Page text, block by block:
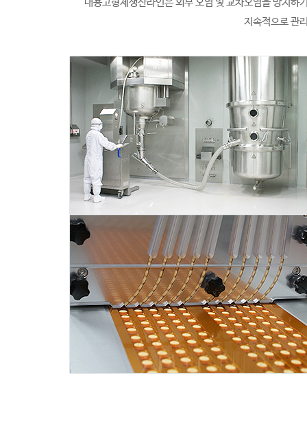
내용고형제생산라인은 외부 오염 및 교차오염을 방지
지속적으로 관